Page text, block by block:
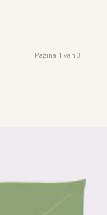
Pagina 1 van 3